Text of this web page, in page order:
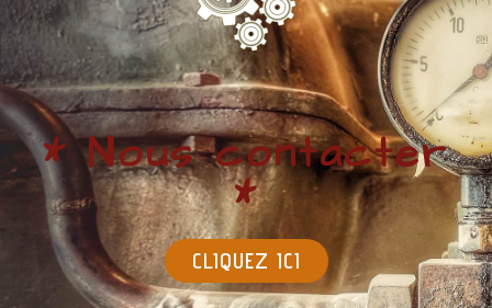
* Nous contacter
*
CLIQUEZ ICI